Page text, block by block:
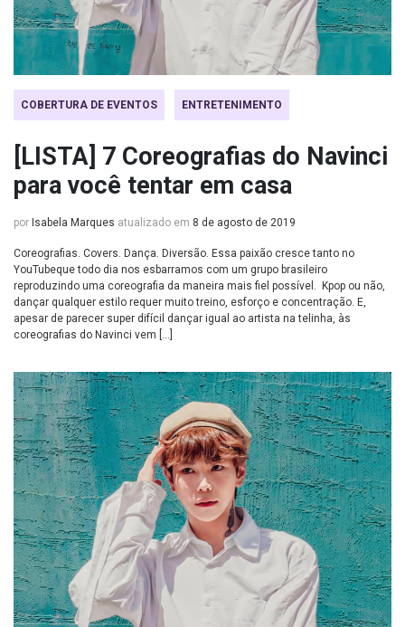
COBERTURA DE EVENTOS ENTRETENIMENTO
[LISTA] 7 Coreografias do Navinci
para você tentar em casa
por Isabela Marques atualizado em 8 de agosto de 2019
Coreografias. Covers. Dança. Diversão. Essa paixão cresce tanto no
YouTubeque todo dia nos esbarramos com um grupo brasileiro
reproduzindo uma coreografia da maneira mais fiel possível. Kpop ou não,
dançar qualquer estilo requer muito treino, esforço e concentração. E,
apesar de parecer super difícil dançar igual ao artista na telinha, às
coreografias do Navinci vem […]